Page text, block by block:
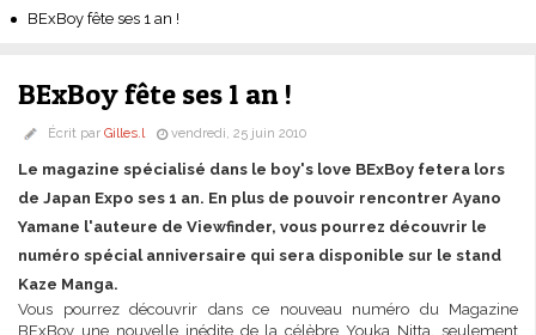
BExBoy fête ses 1 an !
BExBoy fête ses 1 an !
Écrit par Gilles.l vendredi, 25 juin 2010
Le magazine spécialisé dans le boy's love BExBoy fetera lors
de Japan Expo ses 1 an. En plus de pouvoir rencontrer Ayano
Yamane l'auteure de Viewfinder, vous pourrez découvrir le
numéro spécial anniversaire qui sera disponible sur le stand
Kaze Manga.
Vous pourrez découvrir dans ce nouveau numéro du Magazine
BExBoy une nouvelle inédite de la célèbre Youka Nitta, seulement